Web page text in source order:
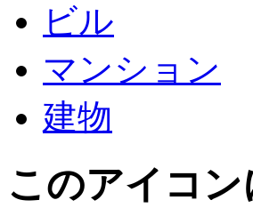
ビル
マンション
建物
このアイコン